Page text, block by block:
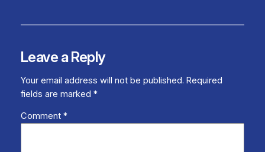
Leave a Reply
Your email address will not be published. Required
fields are marked *
Comment *